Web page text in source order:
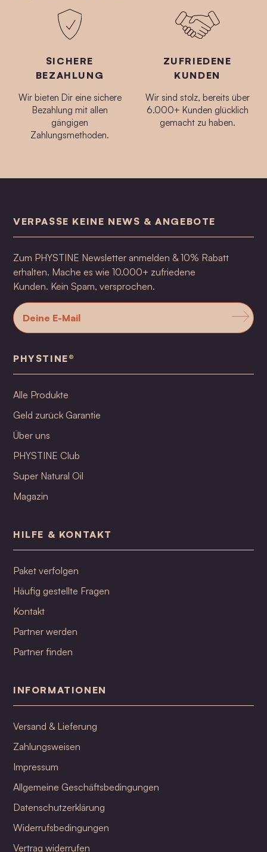
SICHERE
BEZAHLUNG
Wir bieten Dir eine sichere
Bezahlung mit allen
gängigen
Zahlungsmethoden.
ZUFRIEDENE
KUNDEN
Wir sind stolz, bereits über
6.000+ Kunden glücklich
gemacht zu haben.
VERPASSE KEINE NEWS & ANGEBOTE
Zum PHYSTINE Newsletter anmelden & 10% Rabatt
erhalten. Mache es wie 10.000+ zufriedene
Kunden. Kein Spam, versprochen.
PHYSTINE®
Alle Produkte
Geld zurück Garantie
Über uns
PHYSTINE Club
Super Natural Oil
Magazin
HILFE & KONTAKT
Paket verfolgen
Häufig gestellte Fragen
Kontakt
Partner werden
Partner finden
INFORMATIONEN
Versand & Lieferung
Zahlungsweisen
Impressum
Allgemeine Geschäftsbedingungen
Datenschutzerklärung
Widerrufsbedingungen
Vertrag widerrufen